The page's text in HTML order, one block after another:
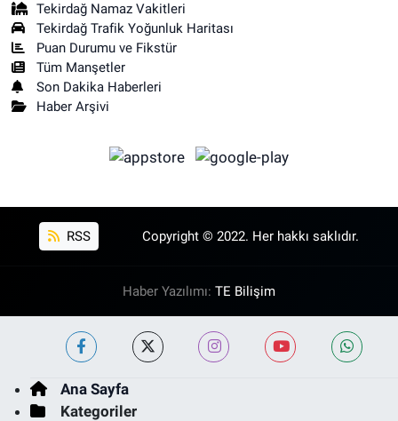
Tekirdağ Namaz Vakitleri
Tekirdağ Trafik Yoğunluk Haritası
Puan Durumu ve Fikstür
Tüm Manşetler
Son Dakika Haberleri
Haber Arşivi
RSS Copyright © 2022. Her hakkı saklıdır.
Haber Yazılımı: TE Bilişim
Ana Sayfa
Kategoriler